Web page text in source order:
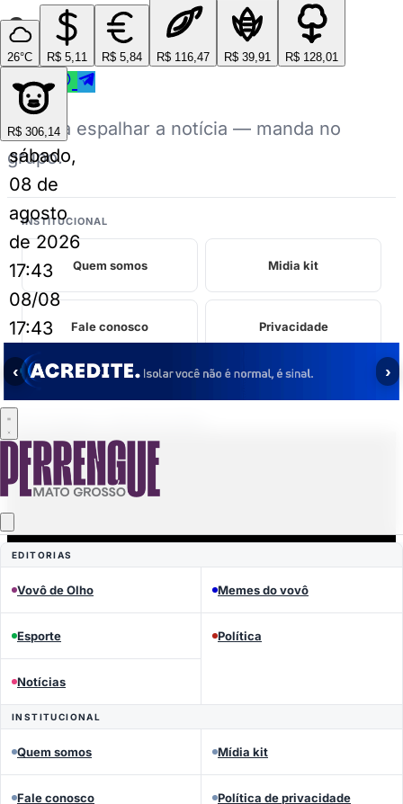
26°C R$ 5,11 R$ 5,84 R$ 116,47 R$ 39,91 R$ 128,01
R$ 306,14
sábado,
08 de
agosto
de 2026
17:43
08/08
17:43
‹ ›
EDITORIAS
Vovô de Olho Memes do vovô
Esporte Política
Notícias
INSTITUCIONAL
Quem somos Mídia kit
Fale conosco Política de privacidade
Curtiu? Compartilhe
Ajuda a espalhar a notícia — manda no
grupo.
INSTITUCIONAL
Quem somos Midia kit
Fale conosco Privacidade
Perrengues relacionados